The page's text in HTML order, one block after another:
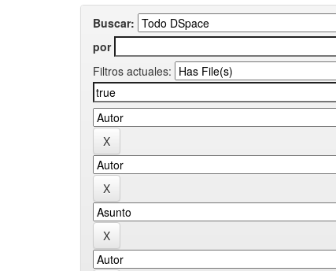
Buscar:
por
Filtros actuales: